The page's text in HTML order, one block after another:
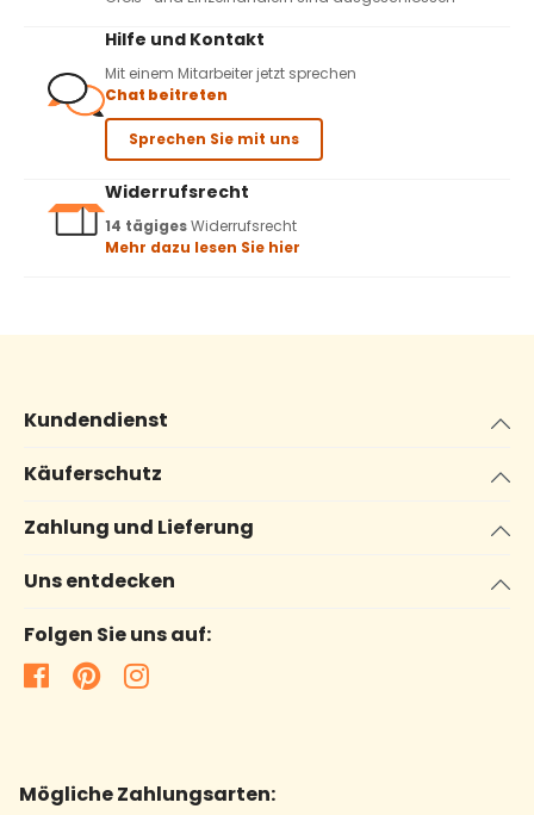
Hilfe und Kontakt
Mit einem Mitarbeiter jetzt sprechen
Chat beitreten
Sprechen Sie mit uns
Widerrufsrecht
14 tägigesWiderrufsrecht
Mehr dazu lesen Sie hier
Kundendienst
Käuferschutz
Zahlung und Lieferung
Uns entdecken
Folgen Sie uns auf:
Mögliche Zahlungsarten: